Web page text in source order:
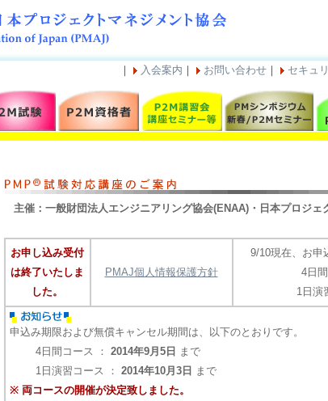
｜ 入会案内 ｜ お問い合わせ ｜ セキュ
主催：一般財団法人エンジニアリング協会(ENAA)・日本プロジェ
お申し込み受付
は終了いたしま
した。
PMAJ個人情報保護方針
9/10現在、お申
4日
1日演
申込み期限および無償キャンセル期間は、以下のとおりです。
4日間コース ： 2014年9月5日 まで
1日演習コース ： 2014年10月3日 まで
※ 両コースの開催が決定致しました。